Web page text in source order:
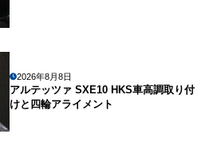
2026年8月8日
アルテッツァ SXE10 HKS車高調取り付
けと四輪アライメント